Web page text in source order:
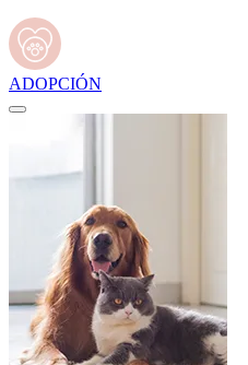
ADOPCIÓN